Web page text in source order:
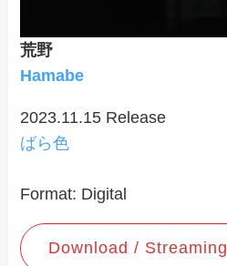
荒野
Hamabe
2023.11.15 Release
ばら色
Format: Digital
Download / Streaming